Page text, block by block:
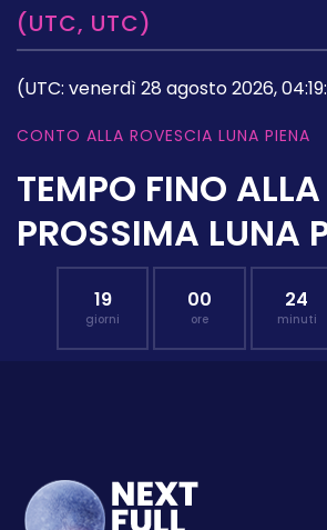
(UTC, UTC)
(UTC: venerdì 28 agosto 2026,
CONTO ALLA ROVESCIA LUNA PIENA
TEMPO FINO ALLA
PROSSIMA LUNA
19
giorni
00
ore
24
minuti